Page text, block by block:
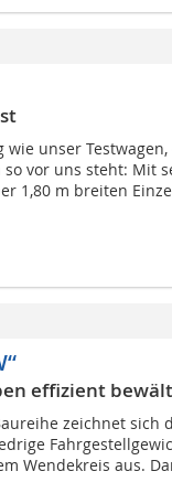
wie unser
so vor uns steht: Mit
1,80 m breiten
effizient
zeichnet
Wendekreis aus.